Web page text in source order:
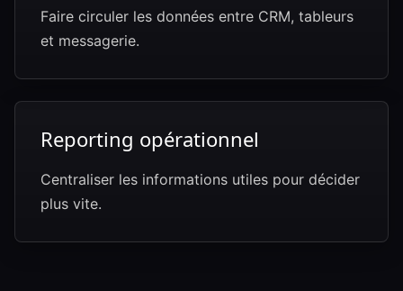
Faire circuler les données entre CRM, tableurs
et messagerie.
Reporting opérationnel
Centraliser les informations utiles pour décider
plus vite.